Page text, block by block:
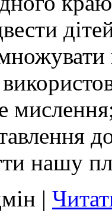
нашу
|